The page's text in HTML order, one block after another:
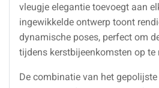
vleugje elegantie toevoegt aan
ingewikkelde ontwerp toont
dynamische poses, perfect om
tijdens kerstbijeenkomsten op te
De combinatie van het